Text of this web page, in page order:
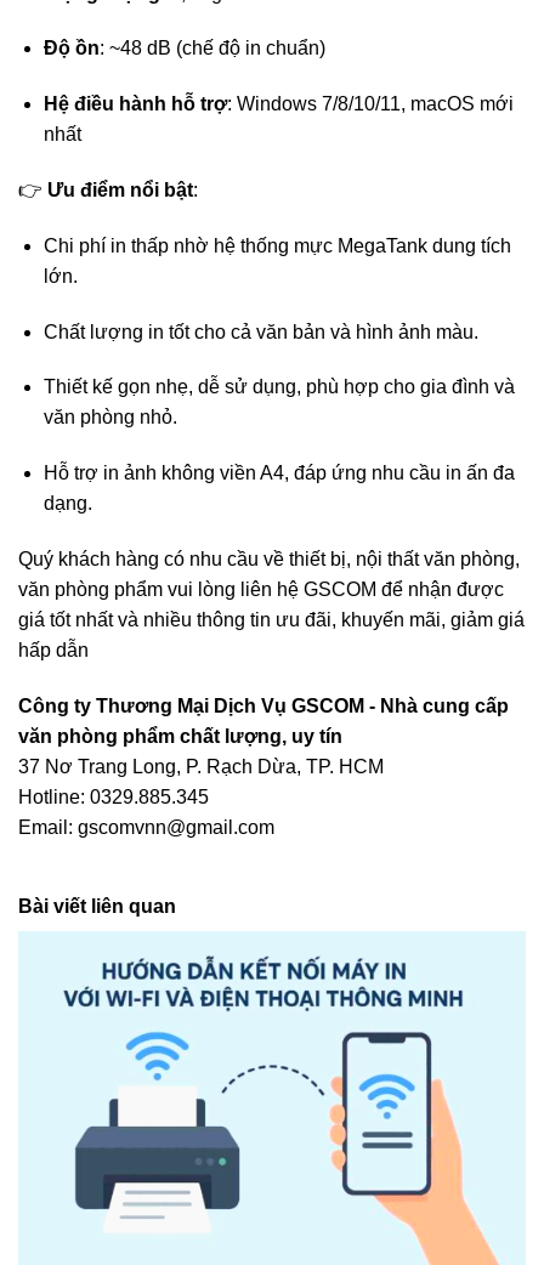
Độ ồn: ~48 dB (chế độ in chuẩn)
Hệ điều hành hỗ trợ: Windows 7/8/10/11, macOS mới
nhất
👉 Ưu điểm nổi bật:
Chi phí in thấp nhờ hệ thống mực MegaTank dung tích
lớn.
Chất lượng in tốt cho cả văn bản và hình ảnh màu.
Thiết kế gọn nhẹ, dễ sử dụng, phù hợp cho gia đình và
văn phòng nhỏ.
Hỗ trợ in ảnh không viền A4, đáp ứng nhu cầu in ấn đa
dạng.
Quý khách hàng có nhu cầu về thiết bị, nội thất văn phòng,
văn phòng phẩm vui lòng liên hệ GSCOM để nhận được
giá tốt nhất và nhiều thông tin ưu đãi, khuyến mãi, giảm giá
hấp dẫn
Công ty Thương Mại Dịch Vụ GSCOM - Nhà cung cấp
văn phòng phẩm chất lượng, uy tín
37 Nơ Trang Long, P. Rạch Dừa, TP. HCM
Hotline: 0329.885.345
Email: gscomvnn@gmail.com
Bài viết liên quan